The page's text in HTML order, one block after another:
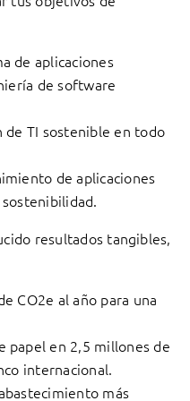
de aplicaciones
de software
de TI sostenible en todo
de aplicaciones
resultados tangibles,
CO2e al año para una
papel en 2,5 millones de
internacional.
más